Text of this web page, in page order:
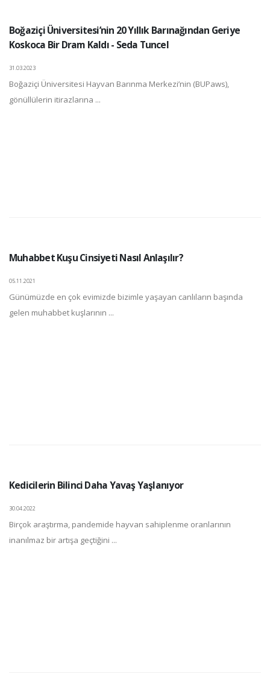
Boğaziçi Üniversitesi’nin 20 Yıllık Barınağından Geriye
Koskoca Bir Dram Kaldı - Seda Tuncel
31.03.2023
Boğaziçi Üniversitesi Hayvan Barınma Merkezi’nin (BUPaws),
gönüllülerin itirazlarına ...
Muhabbet Kuşu Cinsiyeti Nasıl Anlaşılır?
05.11.2021
Günümüzde en çok evimizde bizimle yaşayan canlıların başında
gelen muhabbet kuşlarının ...
Kedicilerin Bilinci Daha Yavaş Yaşlanıyor
30.04.2022
Birçok araştırma, pandemide hayvan sahiplenme oranlarının
inanılmaz bir artışa geçtiğini ...